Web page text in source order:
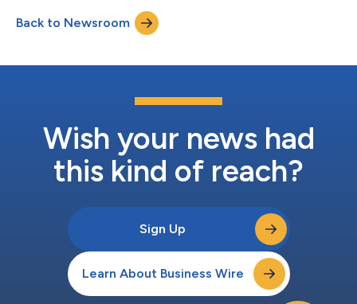
であるExaGrid®（エクサグリッド）は、ザ・チャンネル・カン
パニーのブランドであるMESコンピューティングが、2026 MES
Midmarket 100リストにエクサグリッドを選出したと発表しまし
ズに関する深い知見を持つ技術ベンダーを称えるものです。こう
成功を支える、将来を見据えた製品とサービスの提供に尽力して
います。 MESコンピューティングは、年間売上高が5,000万ドル
シート数の...
Back to Newsroom
Wish your news had
this kind of reach?
Sign Up
Learn About Business Wire